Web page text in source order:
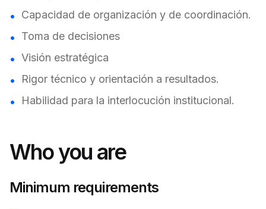
Capacidad de organización y de coordinación.
Toma de decisiones
Visión estratégica
Rigor técnico y orientación a resultados.
Habilidad para la interlocución institucional.
Who you are
Minimum requirements